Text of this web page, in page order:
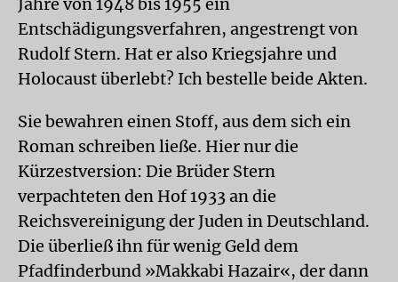
Entschädigungsverfahren, angestrengt von
Rudolf Stern. Hat er also Kriegsjahre und
Holocaust überlebt? Ich bestelle beide Akten.
Sie bewahren einen Stoff, aus dem sich ein
Roman schreiben ließe. Hier nur die
Kürzestversion: Die Brüder Stern
verpachteten den Hof 1933 an die
Reichsvereinigung der Juden in Deutschland.
Die überließ ihn für wenig Geld dem
Pfadfinderbund »Makkabi Hazair«, der dann